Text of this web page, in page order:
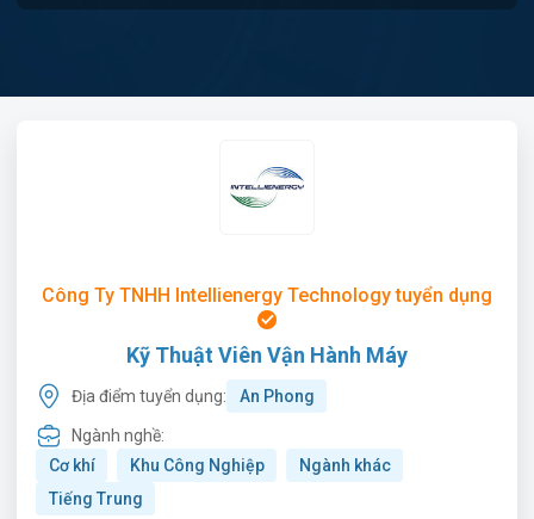
Công Ty TNHH Intellienergy Technology tuyển dụng
Kỹ Thuật Viên Vận Hành Máy
Địa điểm tuyển dụng: An Phong
Ngành nghề:
Cơ khí
Khu Công Nghiệp
Ngành khác
Tiếng Trung